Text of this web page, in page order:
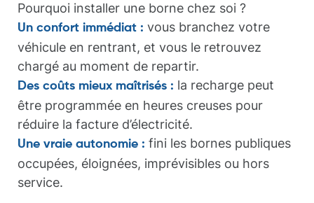
Pourquoi installer une borne chez soi ?
Un confort immédiat : vous branchez votre
véhicule en rentrant, et vous le retrouvez
chargé au moment de repartir.
Des coûts mieux maîtrisés : la recharge peut
être programmée en heures creuses pour
réduire la facture d’électricité.
Une vraie autonomie : fini les bornes publiques
occupées, éloignées, imprévisibles ou hors
service.